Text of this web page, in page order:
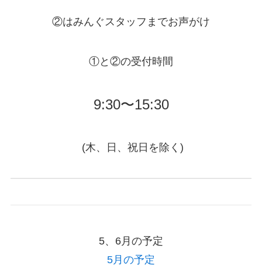
②はみんぐスタッフまでお声がけ
①と②の受付時間
9:30〜15:30
(木、日、祝日を除く)
5、6月の予定
5月の予定